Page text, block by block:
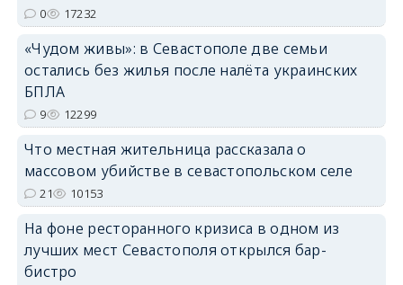
erid: 2SDnjdvhGXG
0 17232
«Чудом живы»: в Севастополе две семьи
остались без жилья после налёта украинских
БПЛА
9 12299
Что местная жительница рассказала о
массовом убийстве в севастопольском селе
21 10153
На фоне ресторанного кризиса в одном из
лучших мест Севастополя открылся бар-
бистро